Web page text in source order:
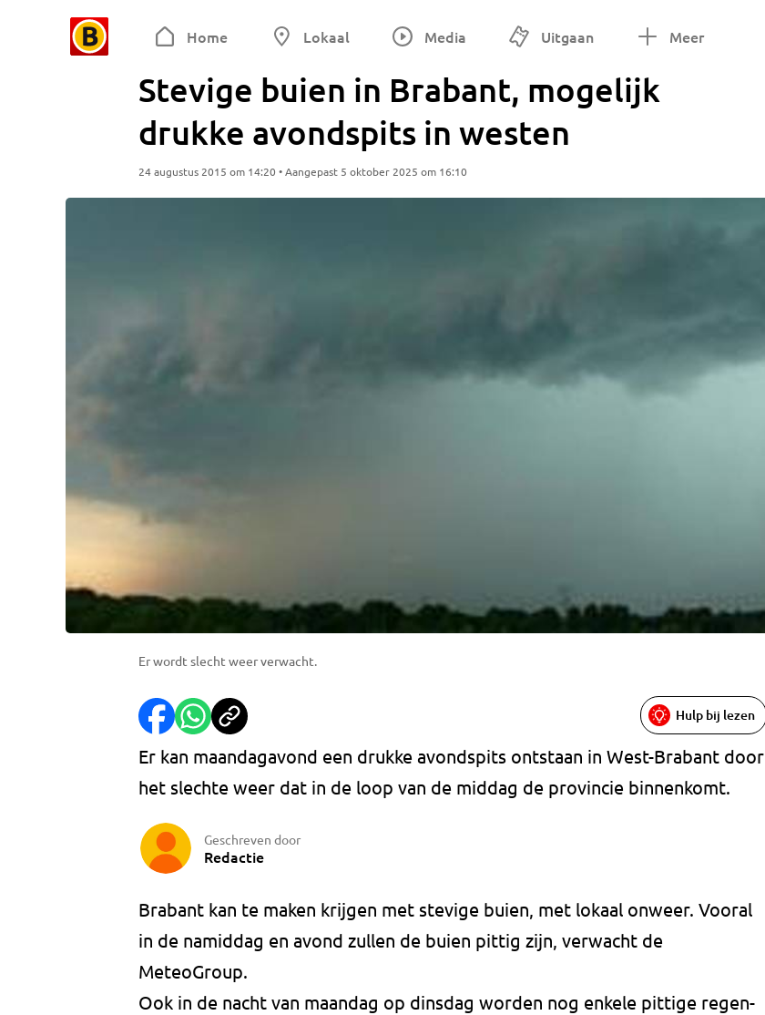
Home Lokaal Media Uitgaan Meer
Stevige buien in Brabant, mogelijk
drukke avondspits in westen
24 augustus 2015 om 14:20 • Aangepast 5 oktober 2025 om 16:10
Er wordt slecht weer verwacht.
Hulp bij lezen
Er kan maandagavond een drukke avondspits ontstaan in West-Brabant door
het slechte weer dat in de loop van de middag de provincie binnenkomt.
Geschreven door
Redactie
Brabant kan te maken krijgen met stevige buien, met lokaal onweer. Vooral
in de namiddag en avond zullen de buien pittig zijn, verwacht de
MeteoGroup.
Ook in de nacht van maandag op dinsdag worden nog enkele pittige regen-